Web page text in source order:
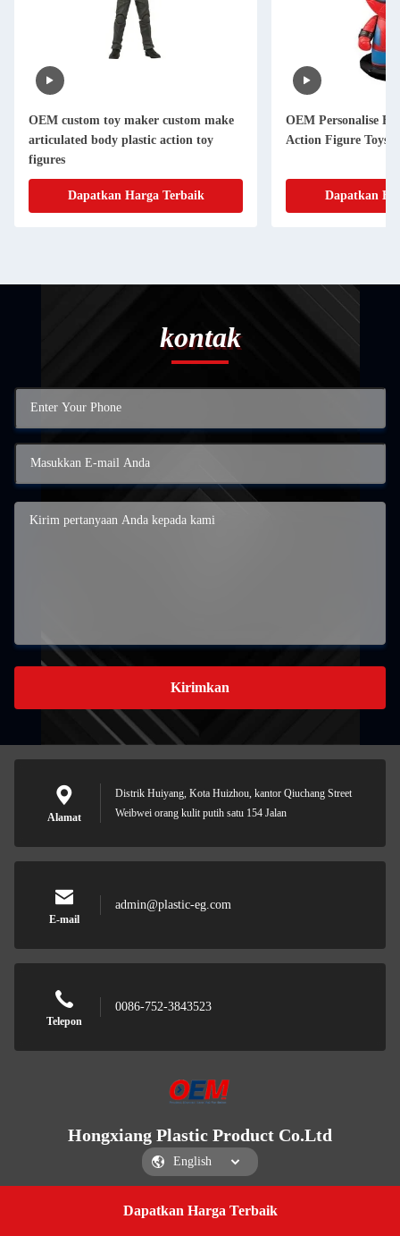
Dapatkan Harga Terbaik
OEM custom toy maker custom make
articulated body plastic action toy
figures
Dapatkan Harga Terbaik
OEM Personalise
Action Figure Toys
Dapatkan
kontak
Kirimkan
Alamat
Distrik Huiyang, Kota Huizhou, kantor Qiuchang Street
Weibwei orang kulit putih satu 154 Jalan
E-mail
admin@plastic-eg.com
Telepon
0086-752-3843523
Hongxiang Plastic Product Co.Ltd
Hongxiang Plastic Product Co.LtdGet a Quote